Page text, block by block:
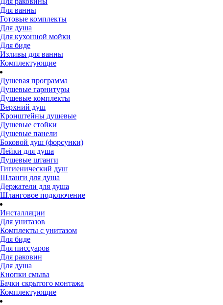
Для ванны
Готовые комплекты
Для душа
Для кухонной мойки
Для биде
Изливы для ванны
Комплектующие
Душевая программа
Душевые гарнитуры
Душевые комплекты
Верхний душ
Кронштейны душевые
Душевые стойки
Душевые панели
Боковой душ (форсунки)
Лейки для душа
Душевые штанги
Гигиенический душ
Шланги для душа
Держатели для душа
Шланговое подключение
Инсталляции
Для унитазов
Комплекты с унитазом
Для биде
Для писсуаров
Для раковин
Для душа
Кнопки смыва
Бачки скрытого монтажа
Комплектующие